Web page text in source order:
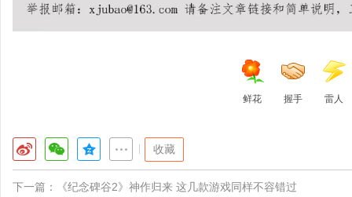
鲜花 握手 雷人
收藏
下一篇： 《纪念碑谷2》神作归来 这几款游戏同样不容错过